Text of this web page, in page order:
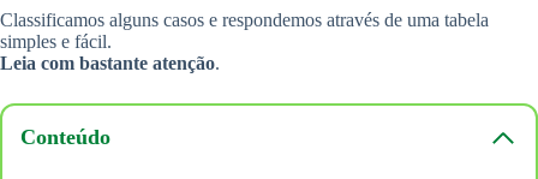
Classificamos alguns casos e respondemos através de uma tabela
simples e fácil.
Leia com bastante atenção.
Conteúdo